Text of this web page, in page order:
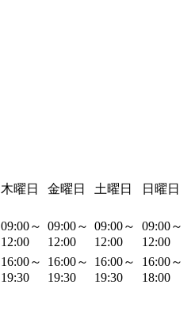
木曜日 金曜日 土曜日 日曜日
09:00～
12:00
09:00～
12:00
09:00～
12:00
09:00～
12:00
16:00～
19:30
16:00～
19:30
16:00～
19:30
16:00～
18:00